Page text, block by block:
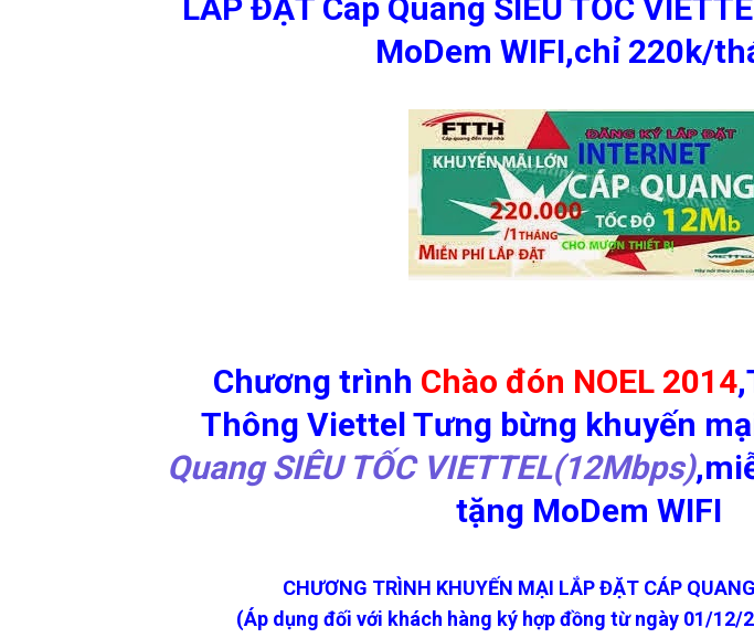
LẮP ĐẶT Cáp Quang SIÊU TỐC
MoDem WIFI,chỉ 220k/
Chương trình Chào đón NOEL 2014
Thông Viettel Tưng bừng khuyến
Quang SIÊU TỐC VIETTEL(12Mbps)
tặng MoDem WIFI
CHƯƠNG TRÌNH KHUYẾN MẠI LẮP ĐẶT CÁP
(Áp dụng đối với khách hàng ký hợp đồng từ ngày 01/12/